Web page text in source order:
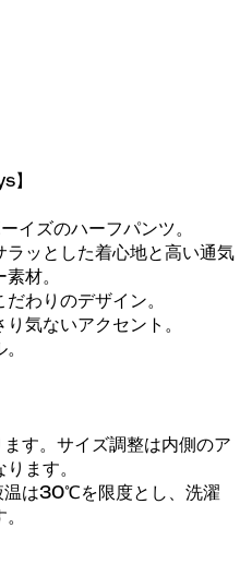
イズのハーフパンツ。
ッとした着心地と高い通気
材。
わりのデザイン。
気ないアクセント。
す。サイズ調整は内側のア
ます。
は30℃を限度とし、洗濯